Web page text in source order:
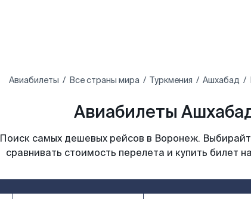
Авиабилеты Все страны мира Туркмения Ашхабад
Авиабилеты
Поиск самых дешевых рейсов в Воронеж.
сравнивать стоимость перелета и купить билет